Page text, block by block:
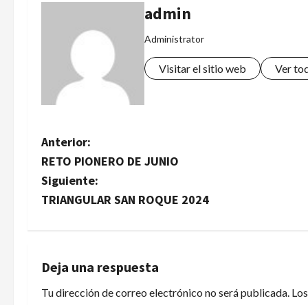
admin
Administrator
Visitar el sitio web Ver
N
a
v
g
a
Anterior:
RETO PIONERO DE JUNIO
Siguiente:
TRIANGULAR SAN ROQUE 2024
Deja una respuesta
Tu dirección de correo electrónico no será publicada.